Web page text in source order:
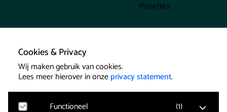
Cookies & Privacy
Wij maken gebruik van cookies.
Lees meer hierover in onzeprivacy statement.
Functioneel (1)
Proefles